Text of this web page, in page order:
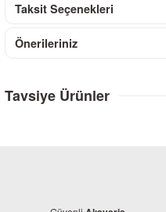
Taksit Seçenekleri
Önerileriniz
Tavsiye Ürünler